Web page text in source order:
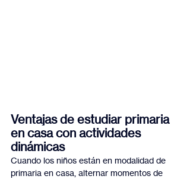
Ventajas de estudiar primaria
en casa con actividades
dinámicas
Cuando los niños están en modalidad de
primaria en casa, alternar momentos de